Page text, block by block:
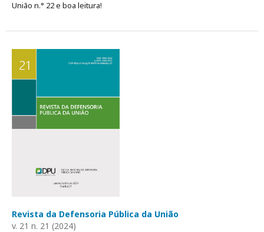
União n.° 22 e boa leitura!
Revista da Defensoria Pública da União
v. 21 n. 21 (2024)